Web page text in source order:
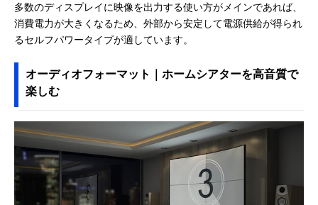
多数のディスプレイに映像を出力する使い方がメインであれば、
消費電力が大きくなるため、外部から安定して電源供給が得られ
るセルフパワータイプが適しています。
オーディオフォーマット｜ホームシアターを高音質で
楽しむ